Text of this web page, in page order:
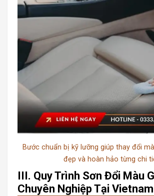
Bước chuẩn bị kỹ lưỡng giúp thay đổi
đẹp và hoàn hảo từng chi
III. Quy Trình Sơn Đổi Màu
Chuyên Nghiệp Tại